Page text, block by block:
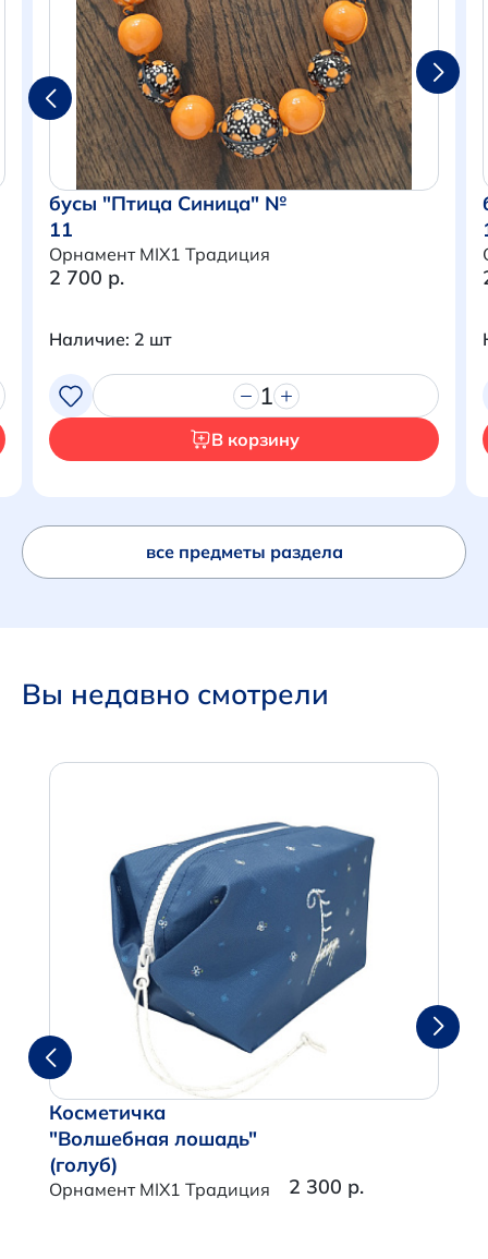
Продолжить покупки
Перейти в корзину
бусы "Птица Синица" №
11
Орнамент MIX1 Традиция
2 700 р.
Наличие: 2 шт
1
В корзину
все предметы раздела
Вы недавно смотрели
Косметичка
"Волшебная лошадь"
(голуб)
Орнамент MIX1 Традиция 2 300 р.